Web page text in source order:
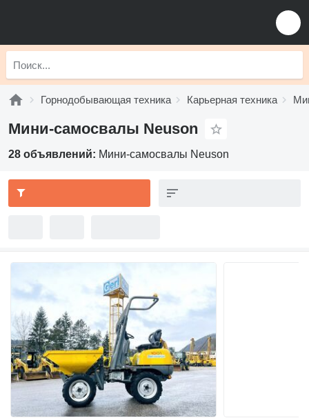
Горнодобывающая техника Карьерная техника
Мини-самосвалы Neuson
28 объявлений: Мини-самосвалы Neuson